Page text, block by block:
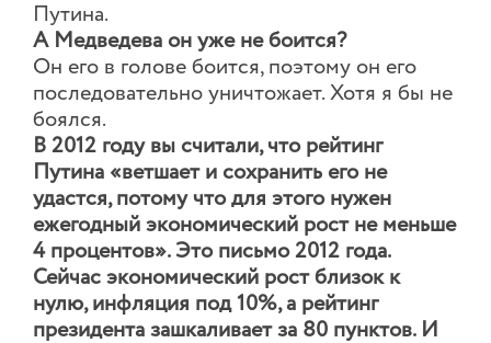
Путина.
А Медведева он уже не боится?
Он его в голове боится, поэтому он его
последовательно уничтожает. Хотя я бы не
боялся.
В 2012 году вы считали, что рейтинг
Путина «ветшает и сохранить его не
удастся, потому что для этого нужен
ежегодный экономический рост не меньше
4 процентов». Это письмо 2012 года.
Сейчас экономический рост близок к
нулю, инфляция под 10%, а рейтинг
президента зашкаливает за 80 пунктов. И